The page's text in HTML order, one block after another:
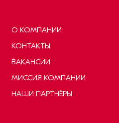
О КОМПАНИИ
КОНТАКТЫ
ВАКАНСИИ
МИССИЯ КОМПАНИИ
НАШИ ПАРТНЁРЫ